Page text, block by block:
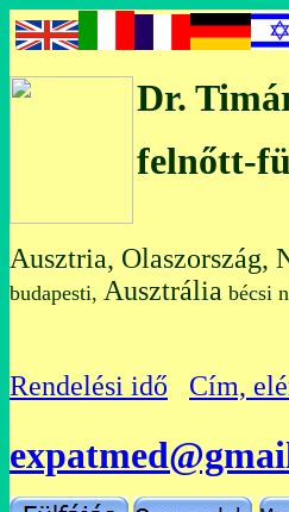
Dr.
felnőtt-
Ausztria, Olaszország,
budapesti, Ausztrália bécsi
Rendelési idő Cím,